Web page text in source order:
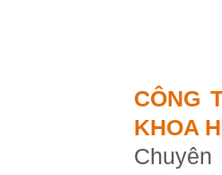
CÔNG
KHOA